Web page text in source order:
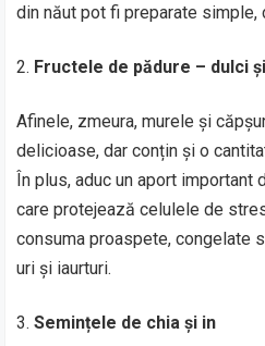
din năut pot fi preparate simple,
Fructele de pădure – dulci
Afinele, zmeura, murele și
delicioase, dar conțin și o
În plus, aduc un aport important
care protejează celulele de
consuma proaspete, congelate
uri și iaurturi.
Semințele de chia și in